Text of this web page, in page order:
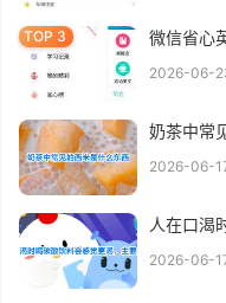
微信省心
2026-06-
奶茶中常
2026-06-
人在口渴
2026-06-